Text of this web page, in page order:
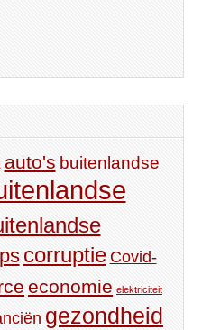
auto's buitenlandse
corruptie Covid-
economie elektriciteit
gezondheid